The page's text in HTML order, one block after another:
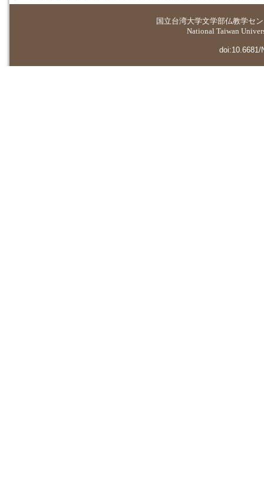
国立台湾大学文学部仏教学セ
National Taiwan
doi:10.6681/